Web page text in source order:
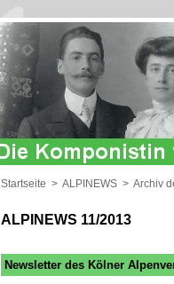
Startseite > ALPINEWS > Archiv
ALPINEWS 11/2013
Newsletter des Kölner